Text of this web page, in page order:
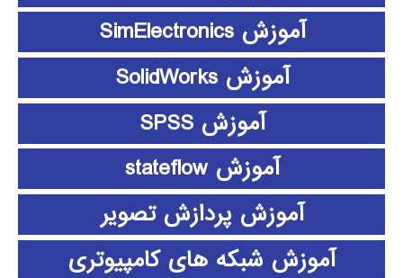
آموزش SimElectronics
آموزش SolidWorks
آموزش SPSS
آموزش stateflow
آموزش پردازش تصویر
آموزش شبکه های کامپیوتری